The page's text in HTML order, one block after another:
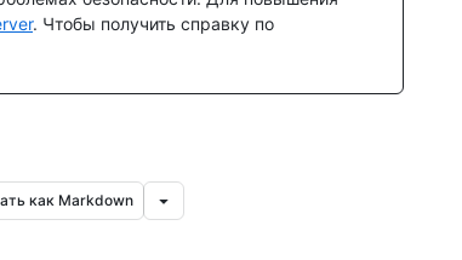
. Чтобы получить справку по
как Markdown